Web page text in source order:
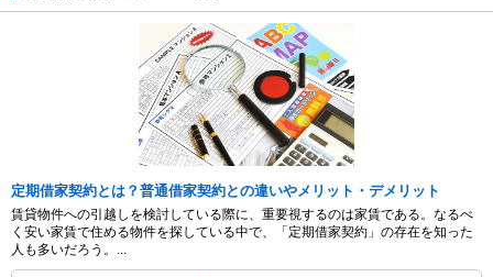
定期借家契約とは？普通借家契約との違いやメリット・デメリット
賃貸物件への引越しを検討している際に、重要視するのは家賃である。なるべ
く安い家賃で住める物件を探している中で、「定期借家契約」の存在を知った
人も多いだろう。...